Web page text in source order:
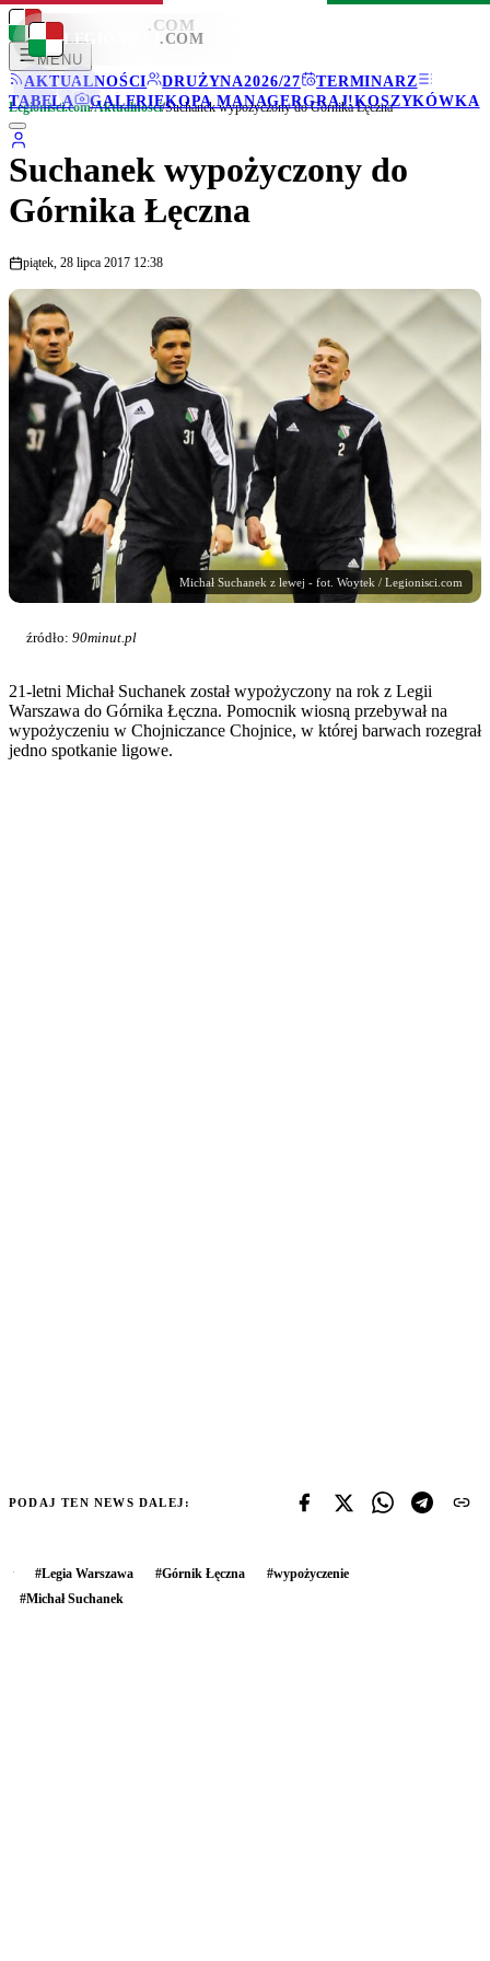
LEGIONISCI .COM
MENU
AKTUALNOŚCI
DRUŻYNA2026/27
TERMINARZ
TABELA
GALERIEKOPA MANAGERGRAJ!KOSZYKÓWKA
LEGIONISCI .COM
Legionisci.com/Aktualności/Suchanek wypożyczony do Górnika Łęczna
Suchanek wypożyczony do
Górnika Łęczna
piątek, 28 lipca 2017 12:38
Michał Suchanek z lewej - fot. Woytek / Legionisci.com
źródło: 90minut.pl
21-letni Michał Suchanek został wypożyczony na rok z Legii
Warszawa do Górnika Łęczna. Pomocnik wiosną przebywał na
wypożyczeniu w Chojniczance Chojnice, w której barwach rozegrał
jedno spotkanie ligowe.
PODAJ TEN NEWS DALEJ:
#Legia Warszawa #Górnik Łęczna #wypożyczenie
#Michał Suchanek